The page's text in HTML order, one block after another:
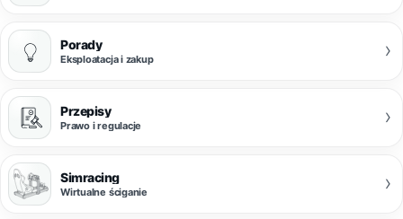
Porady
Eksploatacja i zakup ›
Przepisy
Prawo i regulacje ›
Simracing
Wirtualne ściganie ›